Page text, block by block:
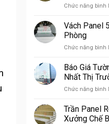
Chức năng bình
Vách Panel
Phòng
Chức năng bình
Báo Giá
Nhất Thị
Chức năng bình
Trần Panel
Xưởng Chế